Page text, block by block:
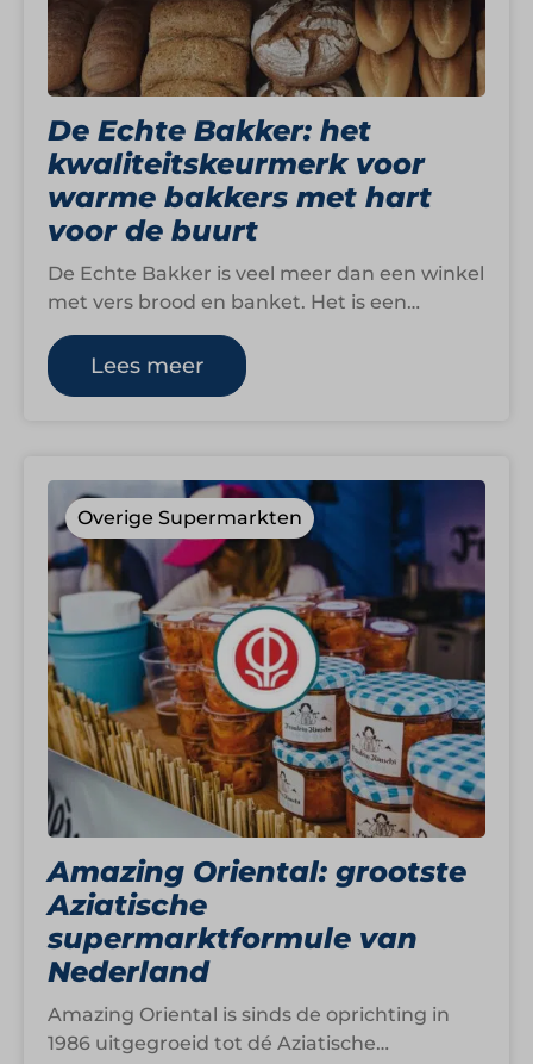
De Echte Bakker: het
kwaliteitskeurmerk voor
warme bakkers met hart
voor de buurt
De Echte Bakker is veel meer dan een winkel
met vers brood en banket. Het is een
keurmerk voor bakkers…
Lees meer
Overige Supermarkten
Amazing Oriental: grootste
Aziatische
supermarktformule van
Nederland
Amazing Oriental is sinds de oprichting in
1986 uitgegroeid tot dé Aziatische